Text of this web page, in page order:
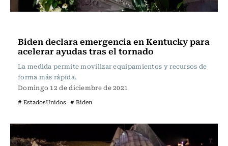
Biden declara emergencia en Kentucky para
acelerar ayudas tras el tornado
La medida permite movilizar equipamientos y recursos de
forma más rápida.
Domingo 12 de diciembre de 2021
# EstadosUnidos # Biden